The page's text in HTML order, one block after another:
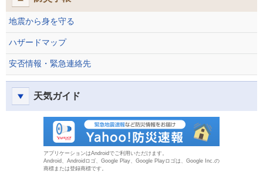
地震から身を守る
ハザードマップ
安否情報・緊急連絡先
天気ガイド
アプリケーションはAndroidでご利用いただけます。
Android、Androidロゴ、Google Play、Google Playロゴは、Google Inc.の
商標または登録商標です。